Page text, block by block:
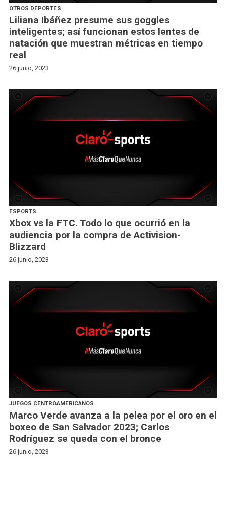
OTROS DEPORTES
Liliana Ibáñez presume sus goggles
inteligentes; así funcionan estos lentes de
natación que muestran métricas en tiempo
real
26 junio, 2023
ESPORTS
Xbox vs la FTC. Todo lo que ocurrió en la
audiencia por la compra de Activision-
Blizzard
26 junio, 2023
JUEGOS CENTROAMERICANOS
Marco Verde avanza a la pelea por el oro en el
boxeo de San Salvador 2023; Carlos
Rodríguez se queda con el bronce
26 junio, 2023